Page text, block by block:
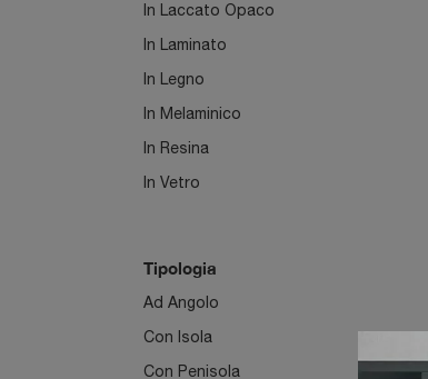
In Laccato Opaco
In Laminato
In Legno
In Melaminico
In Resina
In Vetro
Tipologia
Ad Angolo
Con Isola
Con Penisola